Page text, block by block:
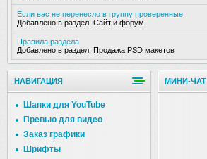
Если вас не перенесло в группу проверенные
Добавлено в раздел: Сайт и форум
Правила раздела
Добавлено в раздел: Продажа PSD макетов
НАВИГАЦИЯ
Шапки для YouTube
Превью для видео
Заказ графики
Шрифты
МИНИ-ЧАТ